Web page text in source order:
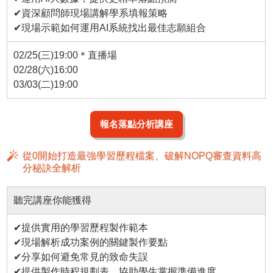
✔資深顧問師現場講解學系填報策略
✔現場示範如何運用AI系統找出最佳志願組合
02/25(三)19:00＊直播場
02/28(六)16:00
03/03(二)19:00
報名落點分析講座
從0開始打造最強學習歷程檔案、破解NOPQ審查資料高
分秘訣全解析
聽完講座你能獲得
✔提供實用的學習歷程製作範本
✔現場解析成功案例的關鍵製作要點
✔分享如何避免常見的致命失誤